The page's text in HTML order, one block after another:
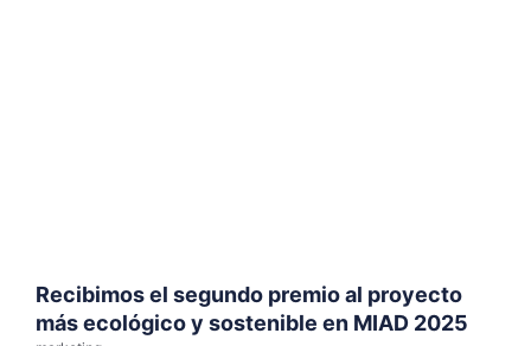
Recibimos el segundo premio al proyecto
más ecológico y sostenible en MIAD 2025